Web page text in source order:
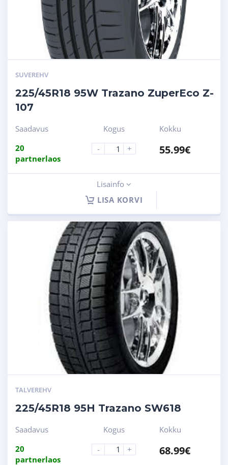
SUVEREHV
225/45R18 95W Trazano ZuperEco Z-
107
Saadavus
20
partnerlaos
Kogus
-
+
Kokku
55.99€
Lisainfo
LISA KORVI
TALVEREHV
225/45R18 95H Trazano SW618
Saadavus
20
partnerlaos
Kogus
-
+
Kokku
68.99€